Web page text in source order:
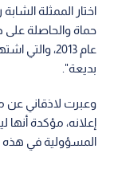
حماة والحاصلة
عام 2013،
بديعة".
وعبرت لاذقاني عن
إعلانه، مؤكدة
المسؤولية في هذه